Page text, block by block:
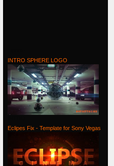
INTRO SPHERE LOGO
Eclipes Fix - Template for Sony Vegas